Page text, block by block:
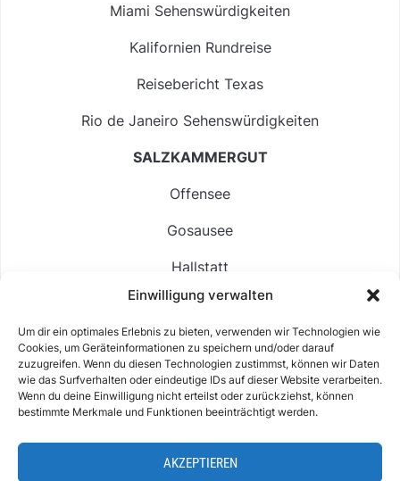
Einwilligung verwalten
Um dir ein optimales Erlebnis zu bieten, verwenden wir Technologien wie
Cookies, um Geräteinformationen zu speichern und/oder darauf
zuzugreifen. Wenn du diesen Technologien zustimmst, können wir Daten
wie das Surfverhalten oder eindeutige IDs auf dieser Website verarbeiten.
Wenn du deine Einwilligung nicht erteilst oder zurückziehst, können
bestimmte Merkmale und Funktionen beeinträchtigt werden.
AKZEPTIEREN
Miami Sehenswürdigkeiten
Kalifornien Rundreise
Reisebericht Texas
Rio de Janeiro Sehenswürdigkeiten
SALZKAMMERGUT
Offensee
Gosausee
Hallstatt
Langbathsee
Altausseer See
Hintersee
IMPRESSUM & KONTAKT